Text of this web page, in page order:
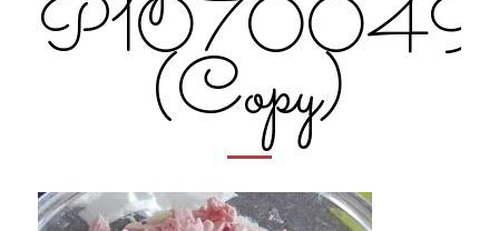
P1070049
(Copy)